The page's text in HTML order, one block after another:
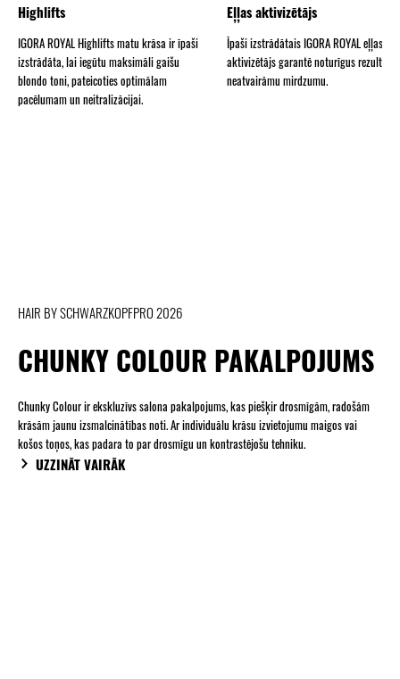
Highlifts
IGORA ROYAL Highlifts matu krāsa ir īpaši
izstrādāta, lai iegūtu maksimāli gaišu
blondo toni, pateicoties optimālam
pacēlumam un neitralizācijai.
Eļļas aktivizētājs
Īpaši izstrādātais IGORA ROYAL eļļas
aktivizētājs garantē noturīgus
neatvairāmu mirdzumu.
HAIR BY SCHWARZKOPFPRO 2026
CHUNKY COLOUR PAKALPOJUMS
Chunky Colour ir ekskluzīvs salona pakalpojums, kas piešķir drosmīgām, radošām
krāsām jaunu izsmalcinātības noti. Ar individuālu krāsu izvietojumu maigos vai
košos toņos, kas padara to par drosmīgu un kontrastējošu tehniku.
UZZINĀT VAIRĀK